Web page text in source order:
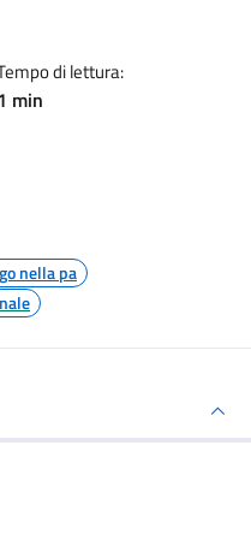
di lettura:
min
nella pa